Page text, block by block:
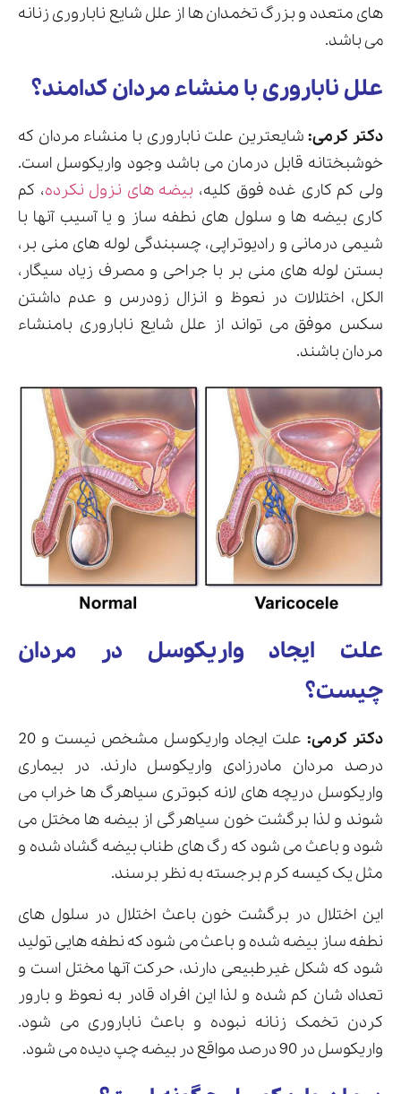
های متعدد و بزرگ تخمدان ها از علل شایع ناباروری زنانه
می باشد.
علل ناباروری با منشاء مردان کدامند؟
دکتر کرمی:شایعترین علت ناباروری با منشاء مردان که
خوشبختانه قابل درمان می باشد وجود واریکوسل است.
ولی کم کاری غده فوق کلیه، بیضه های نزول نکرده، کم
کاری بیضه ها و سلول های نطفه ساز و یا آسیب آنها با
شیمی درمانی و رادیوتراپی، چسبندگی لوله های منی بر،
بستن لوله های منی بر با جراحی و مصرف زیاد سیگار،
الکل، اختلالات در نعوظ و انزال زودرس و عدم داشتن
سکس موفق می تواند از علل شایع ناباروری بامنشاء
مردان باشند.
علت ایجاد واریکوسل در مردان
چیست؟
دکتر کرمی:
علت ایجاد واریکوسل مشخص نیست و 20
درصد مردان مادرزادی واریکوسل دارند. در بیماری
واریکوسل دریچه های لانه کبوتری سیاهرگ ها خراب می
شوند و لذا برگشت خون سیاهرگی از بیضه ها مختل می
شود و باعث می شود که رگ های طناب بیضه گشاد شده و
مثل یک کیسه کرم برجسته به نظر برسند.
این اختلال در برگشت خون باعث اختلال در سلول های
نطفه ساز بیضه شده و باعث می شود که نطفه هایی تولید
شود که شکل غیرطبیعی دارند، حرکت آنها مختل است و
تعداد شان کم شده و لذا این افراد قادر به نعوظ و بارور
کردن تخمک زنانه نبوده و باعث ناباروری می شود.
واریکوسل در 90 درصد مواقع در بیضه چپ دیده می شود.